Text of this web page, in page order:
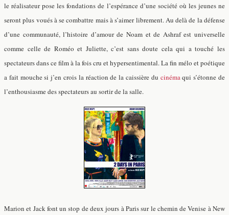
le réalisateur pose les fondations de l’espérance d’une société où les jeunes ne
seront plus voués à se combattre mais à s’aimer librement. Au delà de la défense
d’une communauté, l’histoire d’amour de Noam et de Ashraf est universelle
comme celle de Roméo et Juliette, c’est sans doute cela qui a touché les
spectateurs dans ce film à la fois cru et hypersentimental. La fin mélo et poétique
a fait mouche si j’en crois la réaction de la caissière du cinémaqui s’étonne de
l’enthousiasme des spectateurs au sortir de la salle.
Marion et Jack font un stop de deux jours à Paris sur le chemin de Venise à New